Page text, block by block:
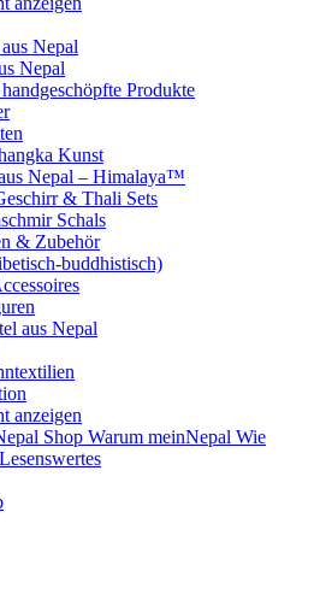
Nepal
Nepal
Produkte
Kunst
Nepal – Himalaya™
& Thali Sets
Schals
& Zubehör
buddhistisch)
aus Nepal
anzeigen
Shop Warum meinNepal Wie
Lesenswertes